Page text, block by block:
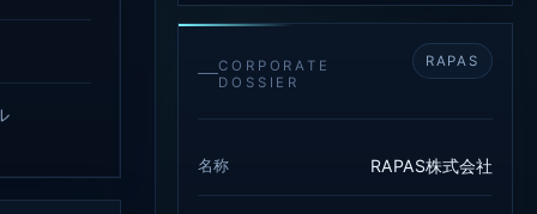
CORPORATE
DOSSIER
RAPAS
名称 RAPAS株式会社